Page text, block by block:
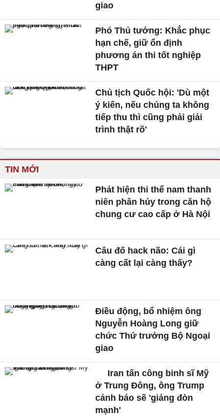
giao
Phó Thủ tướng: Khắc phục
hạn chế, giữ ổn định
phương án thi tốt nghiệp
THPT
Chủ tịch Quốc hội: 'Dù một
ý kiến, nếu chúng ta không
tiếp thu thì cũng phải giải
trình thật rõ'
TIN MỚI
Phát hiện thi thể nam thanh
niên phân hủy trong căn hộ
chung cư cao cấp ở Hà Nội
Câu đố hack não: Cái gì
càng cất lại càng thấy?
Điều động, bổ nhiệm ông
Nguyễn Hoàng Long giữ
chức Thứ trưởng Bộ Ngoại
giao
Iran tấn công binh sĩ Mỹ
ở Trung Đông, ông Trump
cảnh báo sẽ 'giáng đòn
mạnh'